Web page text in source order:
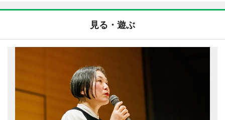
見る・遊ぶ